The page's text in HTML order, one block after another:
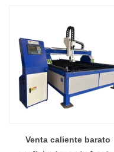
Venta caliente barato